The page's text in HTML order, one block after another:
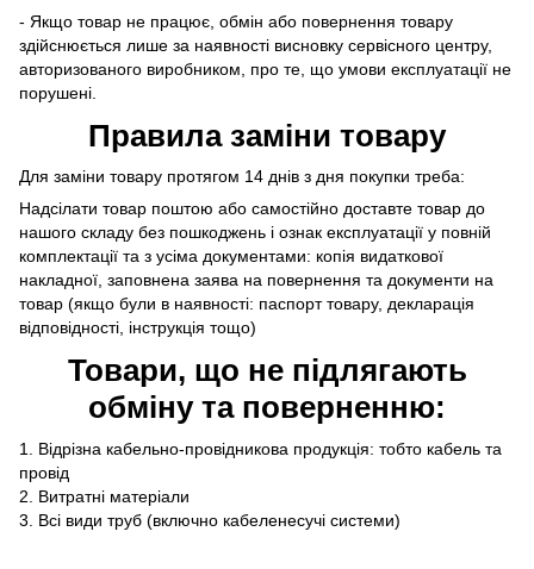
- Якщо товар не працює, обмін або повернення товару
здійснюється лише за наявності висновку сервісного центру,
авторизованого виробником, про те, що умови експлуатації не
порушені.
Правила заміни товару
Для заміни товару протягом 14 днів з дня покупки треба:
Надсілати товар поштою або самостійно доставте товар до
нашого складу без пошкоджень і ознак експлуатації у повній
комплектації та з усіма документами: копія видаткової
накладної, заповнена заява на повернення та документи на
товар (якщо були в наявності: паспорт товару, декларація
відповідності, інструкція тощо)
Товари, що не підлягають
обміну та поверненню:
1. Відрізна кабельно-провідникова продукція: тобто кабель та
провід
2. Витратні матеріали
3. Всі види труб (включно кабеленесучі системи)